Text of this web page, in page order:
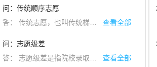
问：传统顺序志愿
：传统志愿，也叫传统梯度志愿、顺序志愿，是指按分数高低划定最低控制分数线，在同一录取批次中志愿优先，对同一志愿层次按分数高低投档。投档办法：在相同科类同一录取批次内，对每个院校按文科和理科的第一志愿考生先排序，然后按一定的比例[一般是1:(1.1〜1.2)]
查看全部
问：志愿级差
： 志愿级差是指院校录取非第一志愿考生时的分数差额。例如，某高校规定的志愿级差为20分，第一志愿调档分数线为600分，那么，第二志愿的调档分数线就为620分。许多院校在确定进档考生的专业时规定了专业志愿分数级差，简言之专业级差。 查看全部